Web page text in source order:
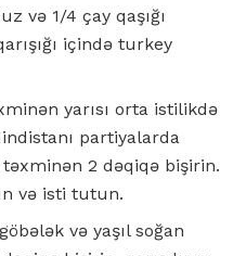
və 1/4 çay qaşığı
içində turkey
yarısı orta istilikdə
partiyalarda
2 dəqiqə bişirin.
və isti tutun.
və yaşıl soğan